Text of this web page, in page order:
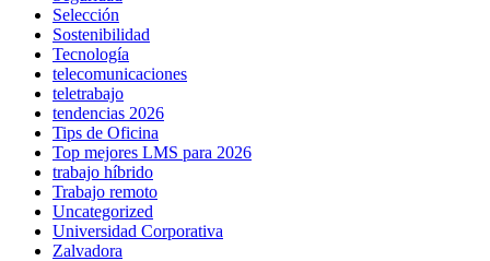
Selección
Sostenibilidad
Tecnología
telecomunicaciones
teletrabajo
tendencias 2026
Tips de Oficina
Top mejores LMS para 2026
trabajo híbrido
Trabajo remoto
Uncategorized
Universidad Corporativa
Zalvadora